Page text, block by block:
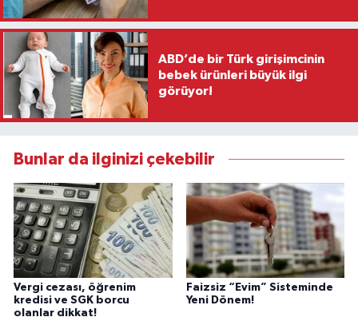
ABD’de bir Türk girişimcinin
bebek ürünleri büyük ilgi
görüyor!
Bunlar da ilginizi çekebilir
Vergi cezası, öğrenim
kredisi ve SGK borcu
olanlar dikkat!
Faizsiz “Evim” Sisteminde
Yeni Dönem!